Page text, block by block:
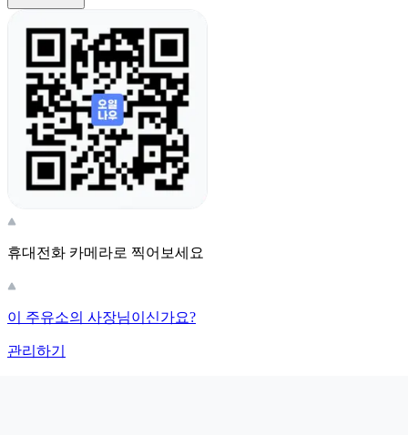
휴대전화 카메라로 찍어보세요
이 주유소의 사장님이신가요?
관리하기